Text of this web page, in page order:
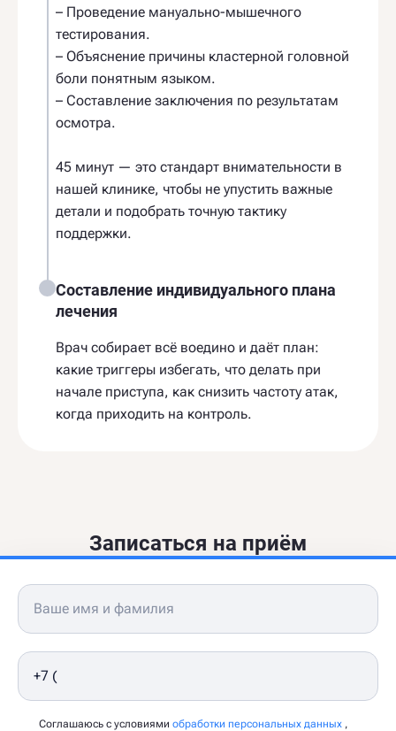
– Проведение мануально-мышечного
тестирования.
– Объяснение причины кластерной головной
боли понятным языком.
– Составление заключения по результатам
осмотра.
45 минут — это стандарт внимательности в
нашей клинике, чтобы не упустить важные
детали и подобрать точную тактику
поддержки.
Составление индивидуального плана
лечения
Врач собирает всё воедино и даёт план:
какие триггеры избегать, что делать при
начале приступа, как снизить частоту атак,
когда приходить на контроль.
Записаться на приём
Соглашаюсь с условиями обработки персональных данных ,